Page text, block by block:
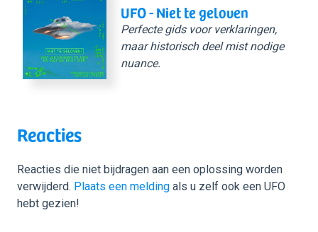
UFO - Niet te geloven
Perfecte gids voor verklaringen,
maar historisch deel mist nodige
nuance.
Reacties
Reacties die niet bijdragen aan een oplossing worden
verwijderd. Plaats een melding als u zelf ook een UFO
hebt gezien!